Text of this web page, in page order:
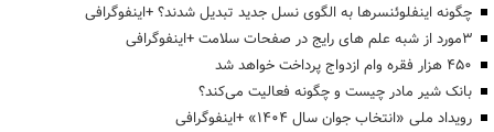
چگونه اینفلوئنسرها به الگوی نسل جدید تبدیل شدند؟ +اینفوگرافی
3مورد از شبه علم های رایج در صفحات سلامت +اینفوگرافی
۴۵۰ هزار فقره وام ازدواج پرداخت خواهد شد
بانک شیر مادر چیست و چگونه فعالیت می‌کند؟
رویداد ملی «انتخاب جوان سال ۱۴۰۴» +اینفوگرافی